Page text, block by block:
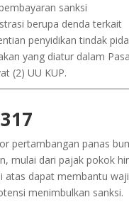
sanksi
berupa denda terkait
penyidikan tindak
yang diatur dalam
(2) UU KUP.
pertambangan panas
mulai dari pajak pokok
atas dapat membantu
menimbulkan sanksi.